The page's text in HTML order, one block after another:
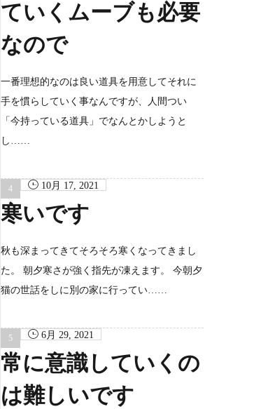
ていくムーブも必要
なので
一番理想的なのは良い道具を用意してそれに
手を慣らしていく事なんですが、人間つい
「今持っている道具」でなんとかしようと
し……
10月 17, 2021
寒いです
秋も深まってきてそろそろ寒くなってきまし
た。 朝夕寒さが強く指先が凍えます。 今朝夕
猫の世話をしに別の家に行ってい……
6月 29, 2021
常に意識していくの
は難しいです